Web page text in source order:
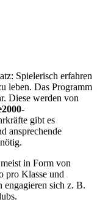
Spielerisch erfahren
leben. Das Programm
Diese werden von
-
gibt es
ansprechende
in Form von
pro Klasse und
engagieren sich z. B.